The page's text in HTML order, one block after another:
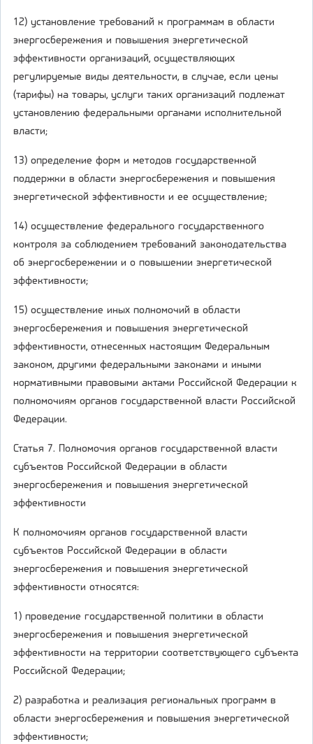
12) установление требований к программам в области
энергосбережения и повышения энергетической
эффективности организаций, осуществляющих
регулируемые виды деятельности, в случае, если цены
(тарифы) на товары, услуги таких организаций подлежат
установлению федеральными органами исполнительной
власти;
13) определение форм и методов государственной
поддержки в области энергосбережения и повышения
энергетической эффективности и ее осуществление;
14) осуществление федерального государственного
контроля за соблюдением требований законодательства
об энергосбережении и о повышении энергетической
эффективности;
15) осуществление иных полномочий в области
энергосбережения и повышения энергетической
эффективности, отнесенных настоящим Федеральным
законом, другими федеральными законами и иными
нормативными правовыми актами Российской Федерации к
полномочиям органов государственной власти Российской
Федерации.
Статья 7. Полномочия органов государственной власти
субъектов Российской Федерации в области
энергосбережения и повышения энергетической
эффективности
К полномочиям органов государственной власти
субъектов Российской Федерации в области
энергосбережения и повышения энергетической
эффективности относятся:
1) проведение государственной политики в области
энергосбережения и повышения энергетической
эффективности на территории соответствующего субъекта
Российской Федерации;
2) разработка и реализация региональных программ в
области энергосбережения и повышения энергетической
эффективности;